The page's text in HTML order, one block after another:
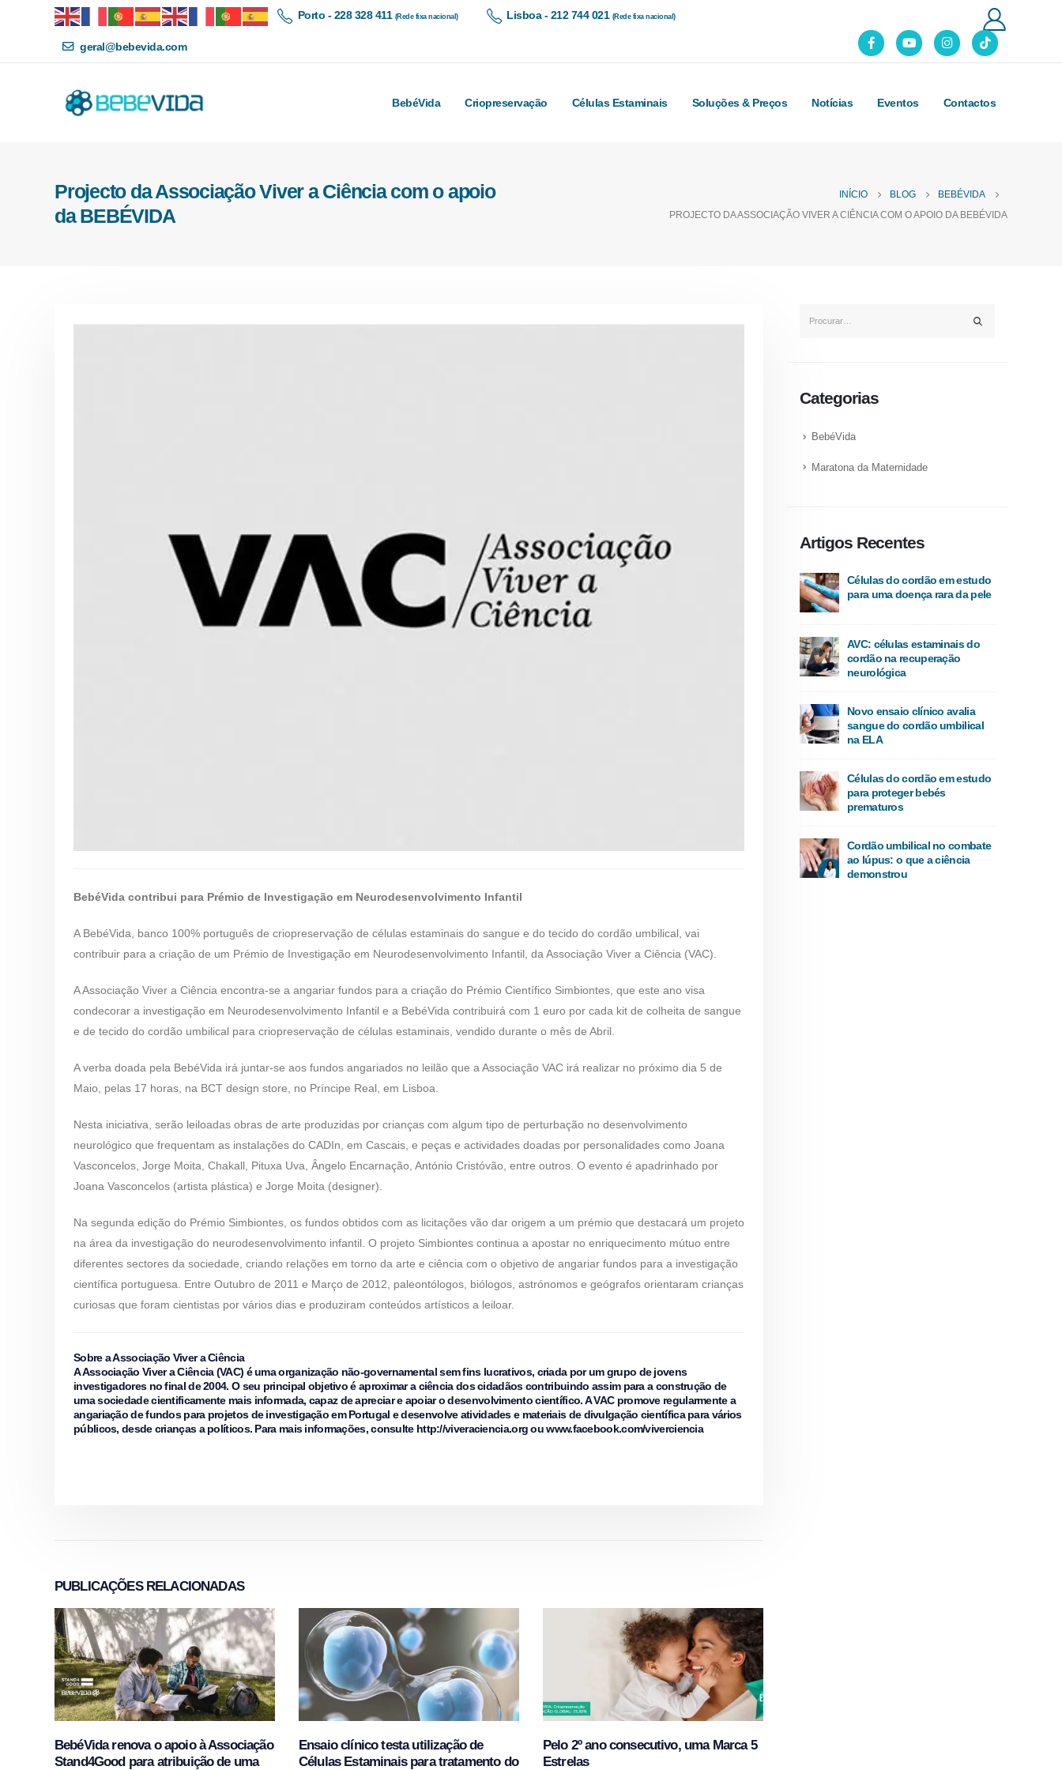
Porto - 228 328 411 (Rede fixa nacional) Lisboa - 212 744 021 (Rede fixa nacional)
geral@bebevida.com
BebéVida Criopreservação Células Estaminais Soluções & Preços Notícias Eventos Contactos
Projecto da Associação Viver a Ciência com o apoio
da BEBÉVIDA
INÍCIO BLOG
BEBÉVIDA
PROJECTO DA ASSOCIAÇÃO VIVER A CIÊNCIA COM O APOIO DA BEBÉVIDA
BebéVida contribui para Prémio de Investigação em Neurodesenvolvimento Infantil
A BebéVida, banco 100% português de criopreservação de células estaminais do sangue e do tecido do cordão umbilical, vai
contribuir para a criação de um Prémio de Investigação em Neurodesenvolvimento Infantil, da Associação Viver a Ciência (VAC).
A Associação Viver a Ciência encontra-se a angariar fundos para a criação do Prémio Científico Simbiontes, que este ano visa
condecorar a investigação em Neurodesenvolvimento Infantil e a BebéVida contribuirá com 1 euro por cada kit de colheita de sangue
e de tecido do cordão umbilical para criopreservação de células estaminais, vendido durante o mês de Abril.
A verba doada pela BebéVida irá juntar-se aos fundos angariados no leilão que a Associação VAC irá realizar no próximo dia 5 de
Maio, pelas 17 horas, na BCT design store, no Príncipe Real, em Lisboa.
Nesta iniciativa, serão leiloadas obras de arte produzidas por crianças com algum tipo de perturbação no desenvolvimento
neurológico que frequentam as instalações do CADIn, em Cascais, e peças e actividades doadas por personalidades como Joana
Vasconcelos, Jorge Moita, Chakall, Pituxa Uva, Ângelo Encarnação, António Cristóvão, entre outros. O evento é apadrinhado por
Joana Vasconcelos (artista plástica) e Jorge Moita (designer).
Na segunda edição do Prémio Simbiontes, os fundos obtidos com as licitações vão dar origem a um prémio que destacará um projeto
na área da investigação do neurodesenvolvimento infantil. O projeto Simbiontes continua a apostar no enriquecimento mútuo entre
diferentes sectores da sociedade, criando relações em torno da arte e ciência com o objetivo de angariar fundos para a investigação
científica portuguesa. Entre Outubro de 2011 e Março de 2012, paleontólogos, biólogos, astrónomos e geógrafos orientaram crianças
curiosas que foram cientistas por vários dias e produziram conteúdos artísticos a leiloar.
Sobre a Associação Viver a Ciência
A Associação Viver a Ciência (VAC) é uma organização não-governamental sem fins lucrativos, criada por um grupo de jovens
investigadores no final de 2004. O seu principal objetivo é aproximar a ciência dos cidadãos contribuindo assim para a construção de
uma sociedade cientificamente mais informada, capaz de apreciar e apoiar o desenvolvimento científico. A VAC promove regularmente a
angariação de fundos para projetos de investigação em Portugal e desenvolve atividades e materiais de divulgação científica para vários
públicos, desde crianças a políticos. Para mais informações, consulte http://viveraciencia.org ou www.facebook.com/viverciencia
PUBLICAÇÕESRELACIONADAS
BebéVida renova o apoio à Associação
Stand4Good para atribuição de uma
Ensaio clínico testa utilização de
Células Estaminais para tratamento do
Pelo 2º ano consecutivo, uma Marca 5
Estrelas
Categorias
BebéVida
Maratona da Maternidade
Artigos Recentes
Células do cordão em estudo
para uma doença rara da pele
AVC: células estaminais do
cordão na recuperação
neurológica
Novo ensaio clínico avalia
sangue do cordão umbilical
na ELA
Células do cordão em estudo
para proteger bebés
prematuros
Cordão umbilical no combate
ao lúpus: o que a ciência
demonstrou